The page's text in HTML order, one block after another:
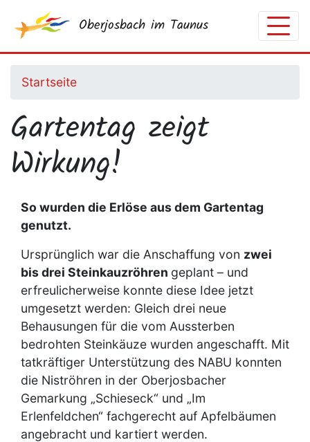
zum
Oberjosbach im Taunus
Startseite
Gartentag zeigt
Wirkung!
So wurden die Erlöse aus dem Gartentag
genutzt.
Ursprünglich war die Anschaffung von zwei
bis drei Steinkauzröhren geplant – und
erfreulicherweise konnte diese Idee jetzt
umgesetzt werden: Gleich drei neue
Behausungen für die vom Aussterben
bedrohten Steinkäuze wurden angeschafft. Mit
tatkräftiger Unterstützung des NABU konnten
die Niströhren in der Oberjosbacher
Gemarkung „Schieseck“ und „Im
Erlenfeldchen“ fachgerecht auf Apfelbäumen
angebracht und kartiert werden.